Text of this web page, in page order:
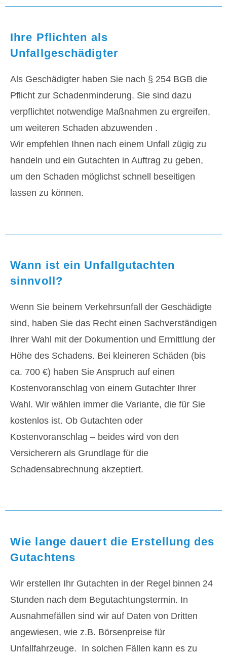
Ihre Pflichten als
Unfallgeschädigter
Als Geschädigter haben Sie nach § 254 BGB die
Pflicht zur Schadenminderung. Sie sind dazu
verpflichtet notwendige Maßnahmen zu ergreifen,
um weiteren Schaden abzuwenden .
Wir empfehlen Ihnen nach einem Unfall zügig zu
handeln und ein Gutachten in Auftrag zu geben,
um den Schaden möglichst schnell beseitigen
lassen zu können.
Wann ist ein Unfallgutachten
sinnvoll?
Wenn Sie beinem Verkehrsunfall der Geschädigte
sind, haben Sie das Recht einen Sachverständigen
Ihrer Wahl mit der Dokumention und Ermittlung der
Höhe des Schadens. Bei kleineren Schäden (bis
ca. 700 €) haben Sie Anspruch auf einen
Kostenvoranschlag von einem Gutachter Ihrer
Wahl. Wir wählen immer die Variante, die für Sie
kostenlos ist. Ob Gutachten oder
Kostenvoranschlag – beides wird von den
Versicherern als Grundlage für die
Schadensabrechnung akzeptiert.
Wie lange dauert die Erstellung des
Gutachtens
Wir erstellen Ihr Gutachten in der Regel binnen 24
Stunden nach dem Begutachtungstermin. In
Ausnahmefällen sind wir auf Daten von Dritten
angewiesen, wie z.B. Börsenpreise für
Unfallfahrzeuge. In solchen Fällen kann es zu